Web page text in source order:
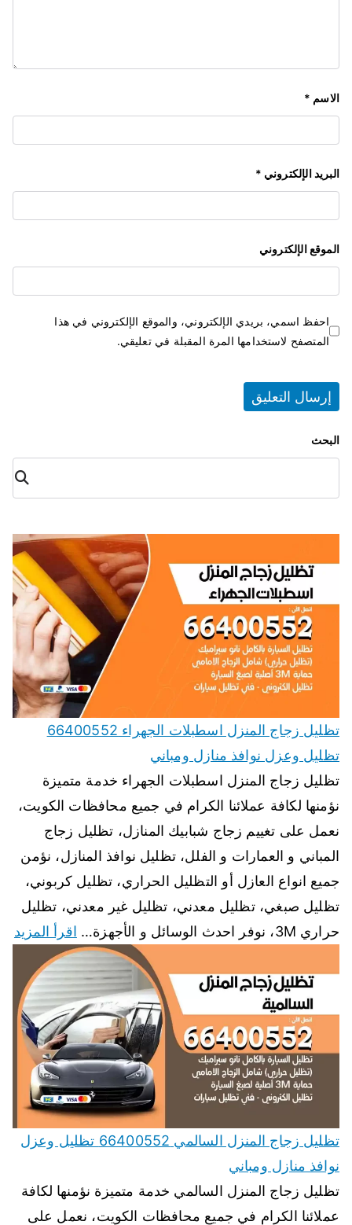
الاسم *
البريد الإلكتروني *
الموقع الإلكتروني
احفظ اسمي، بريدي الإلكتروني، والموقع الإلكتروني في هذا
المتصفح لاستخدامها المرة المقبلة في تعليقي.
البحث
البح
ث
تظليل زجاج المنزل اسطبلات الجهراء 66400552
تظليل وعزل نوافذ منازل ومباني
تظليل زجاج المنزل اسطبلات الجهراء خدمة متميزة
نؤمنها لكافة عملائنا الكرام في جميع محافظات الكويت،
نعمل على تغييم زجاج شبابيك المنازل، تظليل زجاج
المباني و العمارات و الفلل، تظليل نوافذ المنازل، نؤمن
جميع انواع العازل أو التظليل الحراري، تظليل كربوني،
تظليل صبغي، تظليل معدني، تظليل غير معدني، تظليل
حراري 3M، نوفر احدث الوسائل و الأجهزة…
اقرأ المزيد
تظليل زجاج المنزل السالمي 66400552 تظليل وعزل
نوافذ منازل ومباني
تظليل زجاج المنزل السالمي خدمة متميزة نؤمنها لكافة
عملائنا الكرام في جميع محافظات الكويت، نعمل على